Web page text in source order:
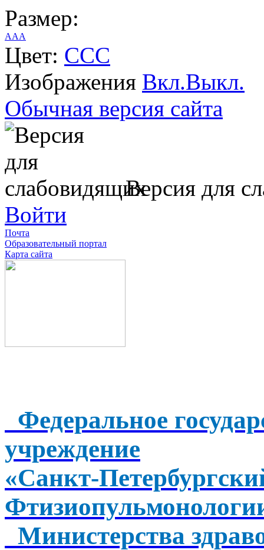
Размер:
AAA
Цвет: CCC
Изображения Вкл.Выкл.
Обычная версия сайта
Версия для
Войти
Почта
Образовательный портал
Карта сайта
Федеральное
учреждение
«Санкт-
Министерства